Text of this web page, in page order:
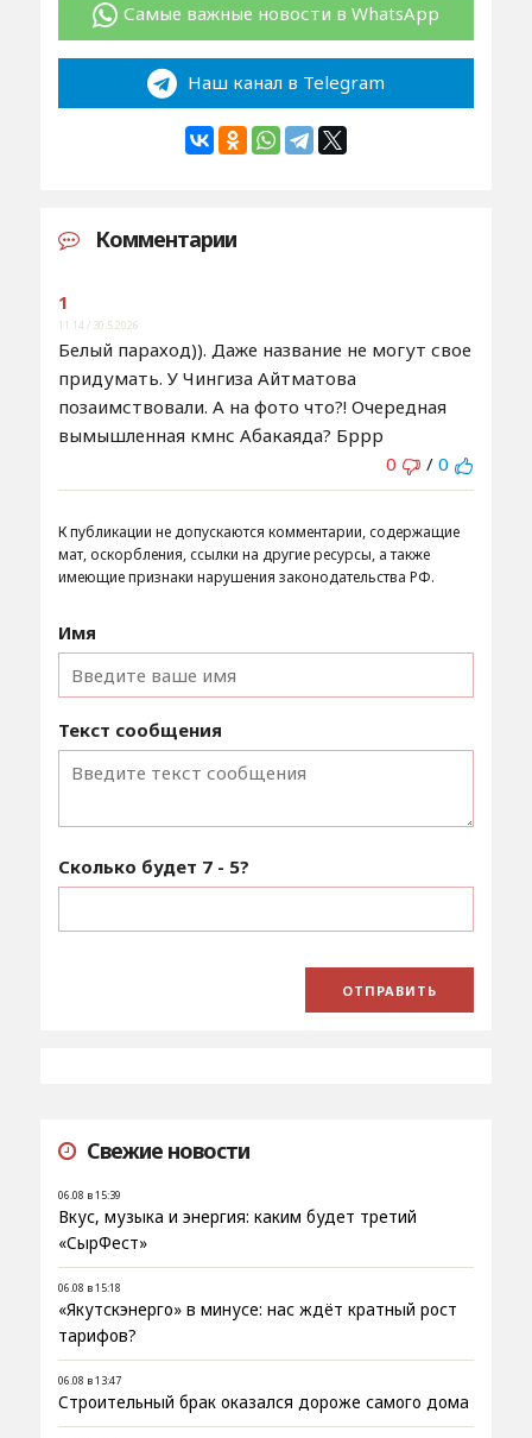
Самые важные новости в WhatsApp
Наш канал в Telegram
Комментарии
1
11:14 / 30.5.2026
Белый параход)). Даже название не могут свое
придумать. У Чингиза Айтматова
позаимствовали. А на фото что?! Очередная
вымышленная кмнс Абакаяда? Бррр
0
/ 0
К публикации не допускаются комментарии, содержащие
мат, оскорбления, ссылки на другие ресурсы, а также
имеющие признаки нарушения законодательства РФ.
Имя
Текст сообщения
Сколько будет 7 - 5?
Свежие новости
06.08 в 15:39
Вкус, музыка и энергия: каким будет третий
«СырФест»
06.08 в 15:18
«Якутскэнерго» в минусе: нас ждёт кратный рост
тарифов?
06.08 в 13:47
Строительный брак оказался дороже самого дома